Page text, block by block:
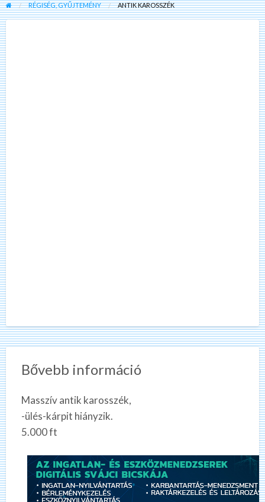
RÉGISÉG, GYŰJTEMÉNY ANTIK KAROSSZÉK
Bővebb információ
Masszív antik karosszék,
-ülés-kárpit hiányzik.
5.000 ft